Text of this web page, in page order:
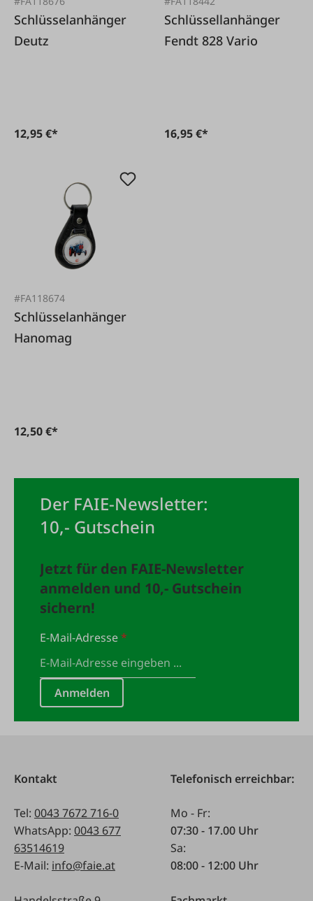
Schlüsselanhänger
Deutz
12,95 €*
Schlüssellanhänger
Fendt 828 Vario
16,95 €*
#FA118674
Schlüsselanhänger
Hanomag
12,50 €*
Der FAIE-Newsletter:
10,- Gutschein
Jetzt für den FAIE-Newsletter
anmelden und 10,- Gutschein
sichern!
E-Mail-Adresse*
Anmelden
Kontakt
Tel: 0043 7672 716-0
WhatsApp: 0043 677
63514619
E-Mail: info@faie.at
Telefonisch erreichbar:
Mo - Fr:
07:30 - 17.00 Uhr
Sa:
08:00 - 12:00 Uhr